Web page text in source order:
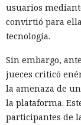
usuarios
convirtió para
tecnología.
Sin embargo,
jueces criticó
la amenaza de
la plataforma.
participantes de